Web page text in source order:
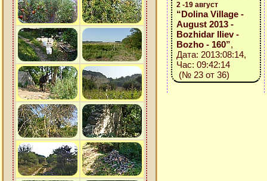
2 -19 август
“Dolina Village -
August 2013 -
Bozhidar Iliev -
Bozho - 160”,
Дата: 2013:08:14,
Час: 09:42:14
(№ 23 от 36)